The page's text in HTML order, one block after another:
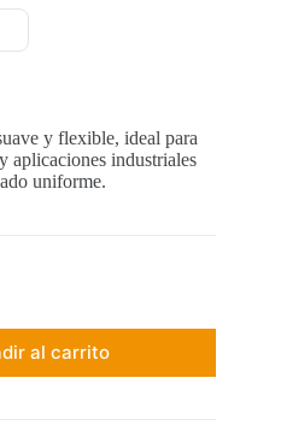
y flexible, ideal para
aplicaciones industriales
uniforme.
al carrito